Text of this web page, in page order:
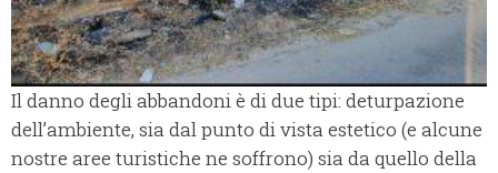
Il danno degli abbandoni è di due tipi: deturpazione
dell’ambiente, sia dal punto di vista estetico (e alcune
nostre aree turistiche ne soffrono) sia da quello della